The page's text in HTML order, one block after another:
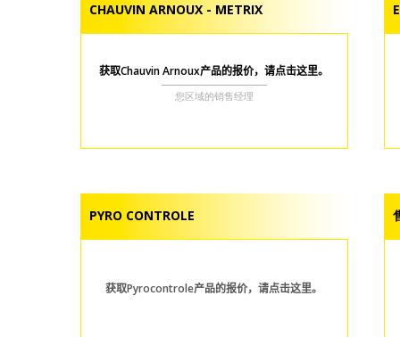
CHAUVIN ARNOUX - METRIX
获取Chauvin Arnoux产品的报价，请点击这里。
您区域的销售经理
PYRO CONTROLE
获取Pyrocontrole产品的报价，请点击这里。